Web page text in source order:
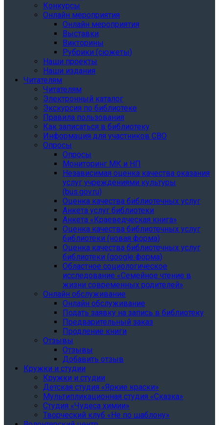
Конкурсы
Онлайн мероприятия
Онлайн мероприятия
Выставки
Викторины
Рубрики (сюжеты)
Наши проекты
Наши издания
Читателям
Читателям
Электронный каталог
Экскурсия по библиотеке
Правила пользования
Как записаться в библиотеку
Информация для участников СВО
Опросы
Опросы
Мониторинг МК и НП
Независимая оценка качества оказания
услуг учреждениями культуры
(bus.gov.ru)
Оценка качества библиотечных услуг
Анкета услуг библиотеки
Анкета «Краеведческая книга»
Oценка качества библиотечных услуг
библиотеки (новая форма)
Oценка качества библиотечных услуг
библиотеки (google форма)
Областное социологическое
исследование «Семейное чтение в
жизни современных родителей»
Онлайн обслуживание
Онлайн обслуживание
Подать заявку на запись в библиотеку
Предварительный заказ
Продление книги
Отзывы
Отзывы
Добавить отзыв
Кружки и студии
Кружки и студии
Детская студия «Яркие краски»
Мультипликационная студия «Сказка»
Студия «Чудеса химии»
Творческий клуб «Не по шаблону»